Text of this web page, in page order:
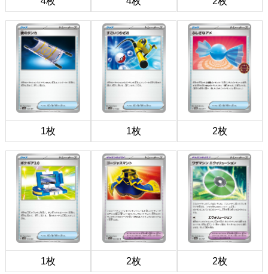
1枚 1枚 2枚
1枚 2枚 2枚